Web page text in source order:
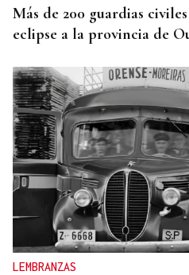
Más de 200 guardias
eclipse a la provincia de
LEMBRANZAS